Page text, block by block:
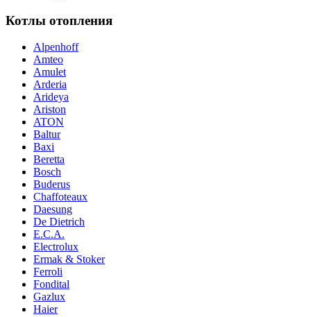
Котлы отопления
Alpenhoff
Amteo
Amulet
Arderia
Arideya
Ariston
ATON
Baltur
Baxi
Beretta
Bosch
Buderus
Chaffoteaux
Daesung
De Dietrich
E.C.A.
Electrolux
Ermak & Stoker
Ferroli
Fondital
Gazlux
Haier